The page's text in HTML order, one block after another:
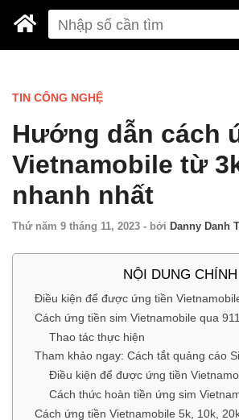
TIN CÔNG NGHỆ
Hướng dẫn cách
Vietnamobile từ
nhanh nhất
Thứ năm 9 tháng 11, 2023 - bởi Danny Danh
NỘI DUNG CHÍNH
Điều kiện để được ứng tiền
Cách ứng tiền sim Vietnamobile qua
Thao tác thực hiện
​Tham khảo ngay: Cách tắt quảng cáo
Điều kiện để được ứng tiền
Cách thức hoàn tiền ứng sim
Cách ứng tiền Vietnamobile 5k, 10k,